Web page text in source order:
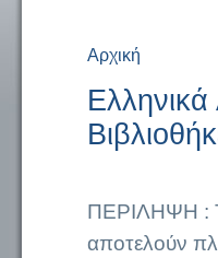
Είστε εδώ
Αρχική
ΠΕΡΙΛΗΨΗ :
αποτελούν